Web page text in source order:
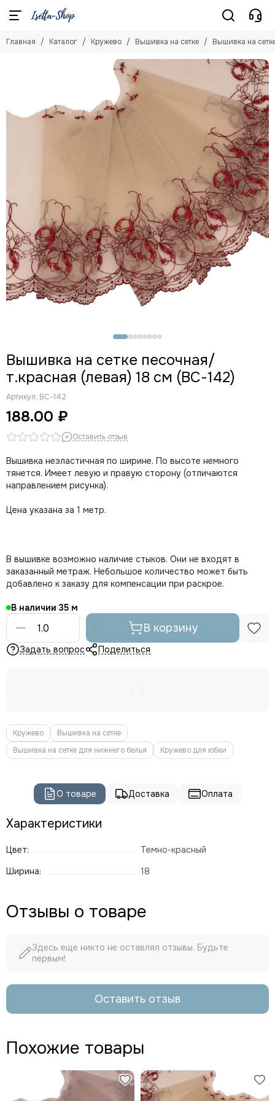
Кружево
Кружево шантильи (неэластичное)
Кружево неэластичное
Главная Каталог Кружево Вышивка на сетке Вышивка на
Вышивка на сетке песочная/
т.красная (левая) 18 см (ВС-142)
Артикул: ВС-142
188.00 ₽
Оставить отзыв
Вышивка неэластичная по ширине. По высоте немного
тянется. Имеет левую и правую сторону (отличаются
направлением рисунка).
Цена указана за 1 метр.
В вышивке возможно наличие стыков. Они не входят в
заказанный метраж. Небольшое количество может быть
добавлено к заказу для компенсации при раскрое.
В наличии 35
В корзину
Задать вопрос Поделиться
Кружево
Вышивка на сетке
Вышивка на сетке для нижнего белья
Кружево для юбки
О товаре Доставка Оплата
Характеристики
Цвет:
Темно-красный
Ширина:
18
Отзывы о товаре
Здесь еще никто не оставлял отзывы. Будьте
первым!
Оставить отзыв
Похожие товары